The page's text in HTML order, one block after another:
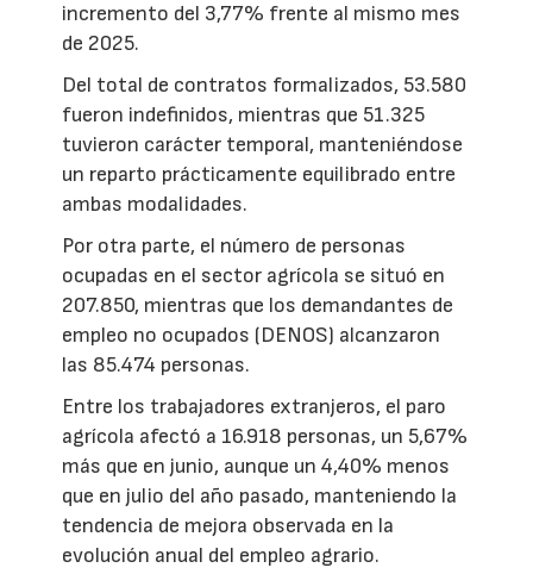
incremento del 3,77% frente al mismo mes
de 2025.
Del total de contratos formalizados, 53.580
fueron indefinidos, mientras que 51.325
tuvieron carácter temporal, manteniéndose
un reparto prácticamente equilibrado entre
ambas modalidades.
Por otra parte, el número de personas
ocupadas en el sector agrícola se situó en
207.850, mientras que los demandantes de
empleo no ocupados (DENOS) alcanzaron
las 85.474 personas.
Entre los trabajadores extranjeros, el paro
agrícola afectó a 16.918 personas, un 5,67%
más que en junio, aunque un 4,40% menos
que en julio del año pasado, manteniendo la
tendencia de mejora observada en la
evolución anual del empleo agrario.